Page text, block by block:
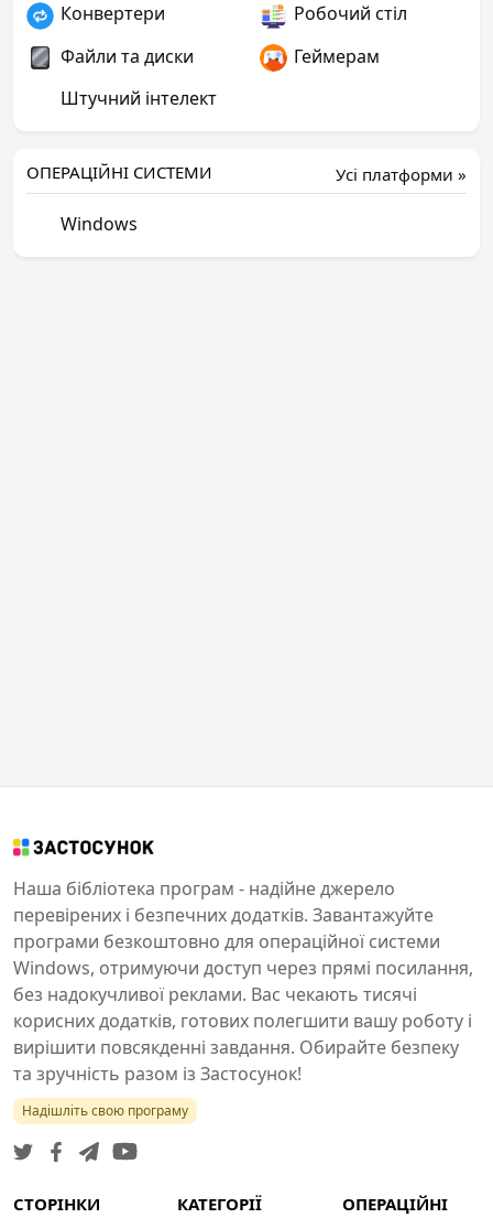
Конвертери
Робочий стіл
Файли та диски
Геймерам
Штучний інтелект
Усі платформи »
ОПЕРАЦІЙНІ СИСТЕМИ
Windows
Наша бібліотека програм - надійне джерело
перевірених і безпечних додатків. Завантажуйте
програми безкоштовно для операційної системи
Windows, отримуючи доступ через прямі посилання,
без надокучливої реклами. Вас чекають тисячі
корисних додатків, готових полегшити вашу роботу і
вирішити повсякденні завдання. Обирайте безпеку
та зручність разом із Застосунок!
Надішліть свою програму
СТОРІНКИ КАТЕГОРІЇ
ОПЕРАЦІЙНІ